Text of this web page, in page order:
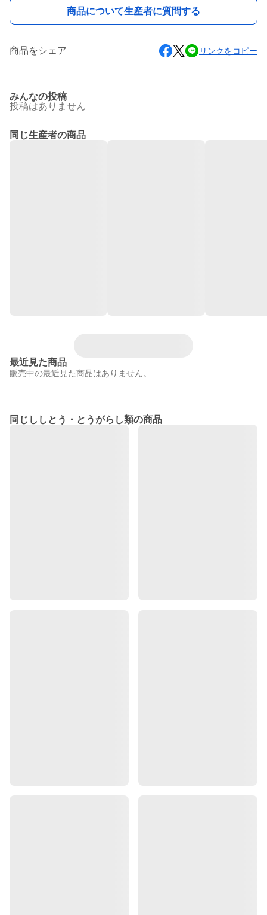
商品について生産者に質問する
商品をシェア リンクをコピー
みんなの投稿
投稿はありません
同じ生産者の商品
最近見た商品
販売中の最近見た商品はありません。
同じししとう・とうがらし類の商品